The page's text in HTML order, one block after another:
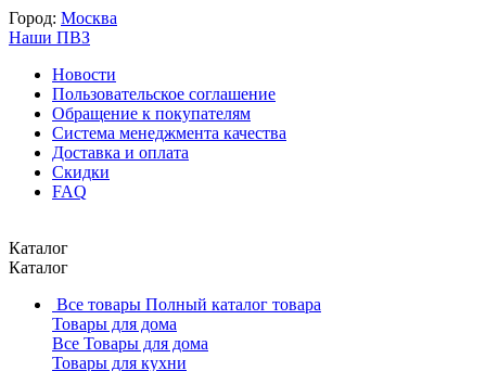
Город: Москва
Наши ПВЗ
Новости
Пользовательское соглашение
Обращение к покупателям
Система менеджмента качества
Доставка и оплата
Скидки
FAQ
Каталог
Каталог
Все товары Полный каталог товара
Товары для дома
Все Товары для дома
Товары для кухни